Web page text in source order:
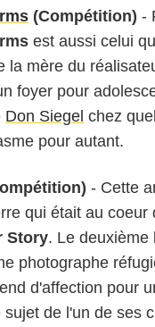
(Compétition) -
est aussi celui
la mère du
foyer pour
Don Siegel chez
pour autant.
- Cette
qui était au
Story. Le deuxième
photographe
d'affection pour
de l'un de ses